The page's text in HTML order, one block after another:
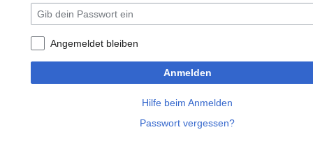
Angemeldet bleiben
Anmelden
Hilfe beim Anmelden
Passwort vergessen?